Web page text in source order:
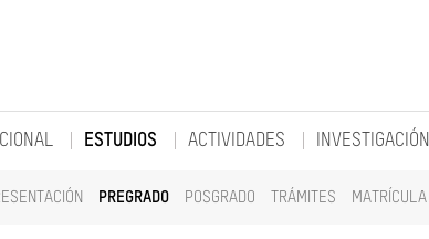
ESTUDIOS
PREGRADO POSGRADO TRÁMITES MATRÍCULA
ACTIVIDADES INVESTIGACIÓN